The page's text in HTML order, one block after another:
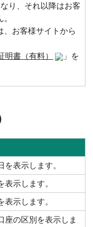
り、それ以降はお客
、お客様サイトから
明書（有料）
」を
表示します。
示します。
示します。
座の区別を表示しま